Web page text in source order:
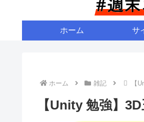
ホーム サ
ホーム 雑記 【
【Unity 勉強】